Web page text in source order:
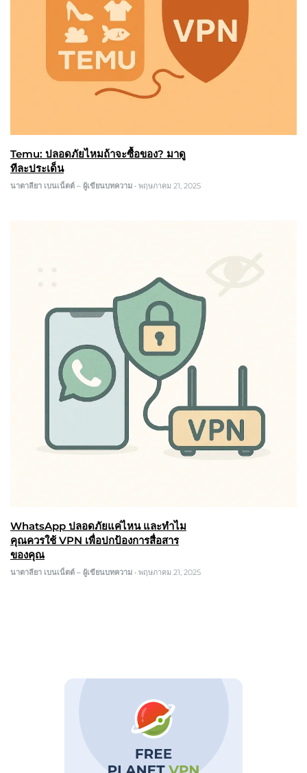
Temu: ปลอดภัยไหมถ้าจะซื้อของ? มาดู
ทีละประเด็น
นาตาลียา เบนเน็ตต์ – ผู้เขียนบทความ • พฤษภาคม 21, 2025
WhatsApp ปลอดภัยแค่ไหน และทำไม
คุณควรใช้ VPN เพื่อปกป้องการสื่อสาร
ของคุณ
นาตาลียา เบนเน็ตต์ – ผู้เขียนบทความ • พฤษภาคม 21, 2025